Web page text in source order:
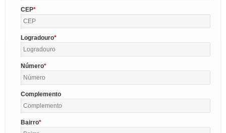
CEP
Logradouro
Número
Complemento
Bairro